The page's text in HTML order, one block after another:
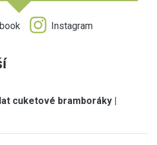
Instagram
cuketové bramboráky |